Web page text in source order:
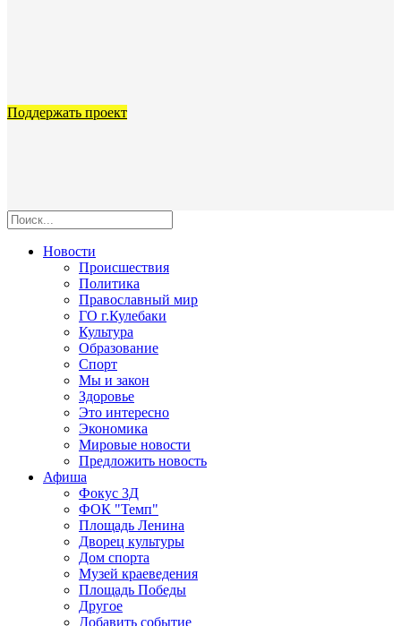
Поддержать проект
Новости
Происшествия
Политика
Православный мир
ГО г.Кулебаки
Культура
Образование
Спорт
Мы и закон
Здоровье
Это интересно
Экономика
Мировые новости
Предложить новость
Афиша
Фокус 3Д
ФОК "Темп"
Площадь Ленина
Дворец культуры
Дом спорта
Музей краеведения
Площадь Победы
Другое
Добавить событие